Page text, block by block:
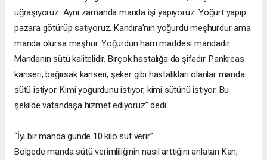
uğraşıyoruz. Aynı zamanda manda işi yapıyoruz. Yoğurt yapıp
pazara götürüp satıyoruz. Kandıra’nın yoğurdu meşhurdur ama
manda olursa meşhur. Yoğurdun ham maddesi mandadır.
Mandanın sütü kalitelidir. Birçok hastalığa da şifadır. Pankreas
kanseri, bağırsak kanseri, şeker gibi hastalıkları olanlar manda
sütü istiyor. Kimi yoğurdunu istiyor, kimi sütünü istiyor. Bu
şekilde vatandaşa hizmet ediyoruz” dedi.
“İyi bir manda günde 10 kilo süt verir”
Bölgede manda sütü verimliliğinin nasıl arttığını anlatan Kan,